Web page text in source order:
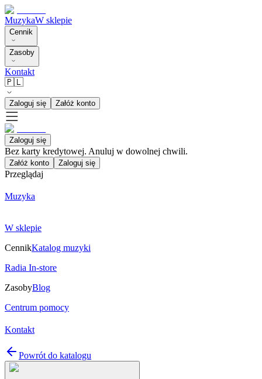
MuzykaW sklepie
Cennik
Zasoby
Kontakt
🇵🇱
Zaloguj się Załóż konto
Zaloguj się
Bez karty kredytowej. Anuluj w dowolnej chwili.
Załóż konto Zaloguj się
Przeglądaj
Muzyka
W sklepie
CennikKatalog muzyki
Radia In-store
ZasobyBlog
Centrum pomocy
Kontakt
Powrót do katalogu